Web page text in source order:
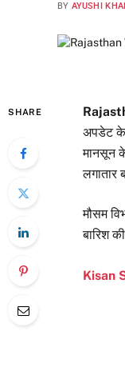
BY AYUSHI
SHARE
अपडेट के
मानसून
लगातार
मौसम
बारिश
Kisan